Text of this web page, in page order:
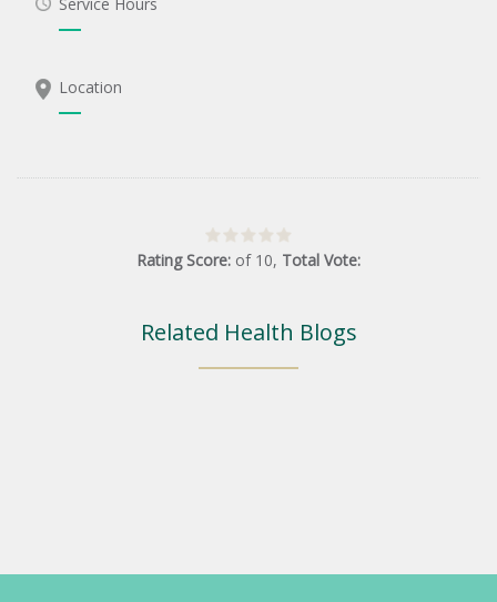
Location
Rating Score: of 10, Total Vote:
Related Health Blogs